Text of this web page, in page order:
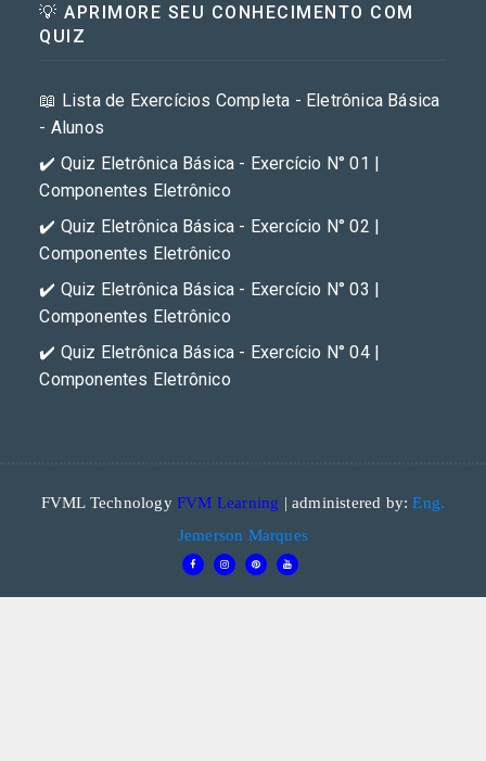
💡 APRIMORE SEU CONHECIMENTO COM
QUIZ
📖 Lista de Exercícios Completa - Eletrônica Básica
- Alunos
✔️ Quiz Eletrônica Básica - Exercício N° 01 |
Componentes Eletrônico
✔️ Quiz Eletrônica Básica - Exercício N° 02 |
Componentes Eletrônico
✔️ Quiz Eletrônica Básica - Exercício N° 03 |
Componentes Eletrônico
✔️ Quiz Eletrônica Básica - Exercício N° 04 |
Componentes Eletrônico
FVML Technology FVM Learning | administered by:Eng.
Jemerson Marques